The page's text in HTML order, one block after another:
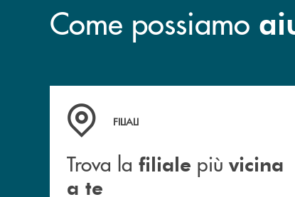
Come possiamo
Trova la filiale più vicina a te
FILIALI
Trova la filiale più vicina
a te